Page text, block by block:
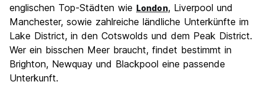
englischen Top-Städten wie London, Liverpool und
Manchester, sowie zahlreiche ländliche Unterkünfte im
Lake District, in den Cotswolds und dem Peak District.
Wer ein bisschen Meer braucht, findet bestimmt in
Brighton, Newquay und Blackpool eine passende
Unterkunft.